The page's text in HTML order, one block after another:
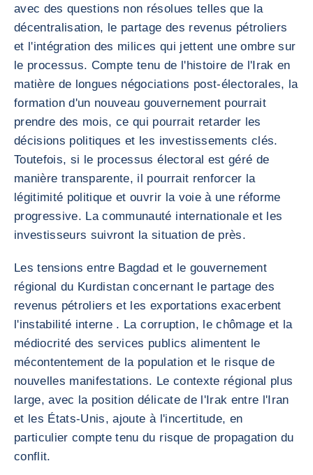
avec des questions non résolues telles que la
décentralisation, le partage des revenus pétroliers
et l'intégration des milices qui jettent une ombre sur
le processus. Compte tenu de l'histoire de l'Irak en
matière de longues négociations post-électorales, la
formation d'un nouveau gouvernement pourrait
prendre des mois, ce qui pourrait retarder les
décisions politiques et les investissements clés.
Toutefois, si le processus électoral est géré de
manière transparente, il pourrait renforcer la
légitimité politique et ouvrir la voie à une réforme
progressive. La communauté internationale et les
investisseurs suivront la situation de près.
Les tensions entre Bagdad et le gouvernement
régional du Kurdistan concernant le partage des
revenus pétroliers et les exportations exacerbent
l'instabilité interne . La corruption, le chômage et la
médiocrité des services publics alimentent le
mécontentement de la population et le risque de
nouvelles manifestations. Le contexte régional plus
large, avec la position délicate de l'Irak entre l'Iran
et les États-Unis, ajoute à l'incertitude, en
particulier compte tenu du risque de propagation du
conflit.